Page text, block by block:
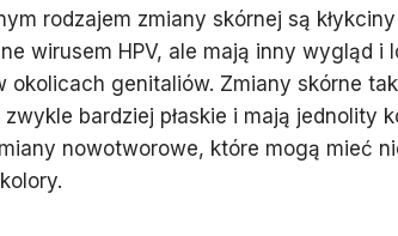
rodzajem zmiany skórnej są
wirusem HPV, ale mają inny wygląd i
okolicach genitaliów. Zmiany skórne
bardziej płaskie i mają jednolity
nowotworowe, które mogą mieć